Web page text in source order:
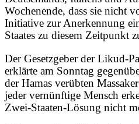
Wochenende, dass sie nicht
Initiative zur Anerkennung
Staates zu diesem Zeitpunkt
Der Gesetzgeber der Likud-
erklärte am Sonntag
der Hamas verübten
jeder vernünftige Mensch
Zwei-Staaten-Lösung nicht